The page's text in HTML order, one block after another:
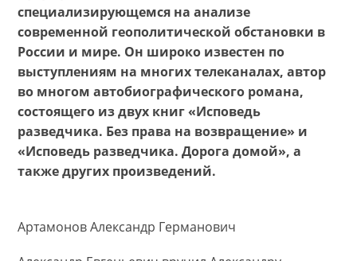
специализирующемся на анализе
современной геополитической обстановки в
России и мире. Он широко известен по
выступлениям на многих телеканалах, автор
во многом автобиографического романа,
состоящего из двух книг «Исповедь
разведчика. Без права на возвращение» и
«Исповедь разведчика. Дорога домой», а
также других произведений.
Артамонов Александр Германович